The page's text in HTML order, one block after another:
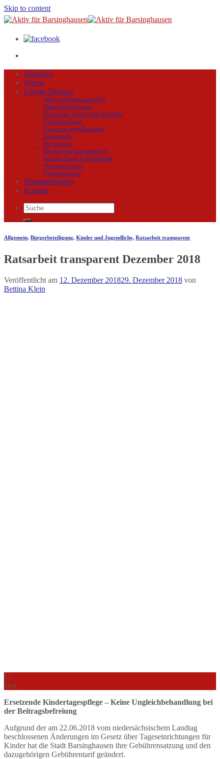
Skip to content
Aktuelles
Verein
Unsere Themen
Aktive Kommunalwahl
Bürgerbeteiligung
Ehrenamt, Feuerwehr & Bäder
Gleichstellung
Finanzen und Haushalt
Innenstadt
Integration
Kinder und Jugendliche
Soziale Stadt & Friedwald
Strassenausbau
Umweltschutz
Veranstaltungen
Kontakt
Allgemein, Bürgerbeteiligung, Kinder und Jugendliche, Ratsarbeit transparent
Ratsarbeit transparent Dezember 2018
Veröffentlicht am 12. Dezember 201829. Dezember 2018 von
Bettina Klein
12
Dez.
Ersetzende Kindertagespflege – Keine Ungleichbehandlung bei
der Beitragsbefreiung
Aufgrund der am 22.06.2018 vom niedersächsischem Landtag
beschlossenen Änderungen im Gesetz über Tageseinrichtungen für
Kinder hat die Stadt Barsinghausen ihre Gebührensatzung und den
dazugehörigen Gebührentarif geändert.